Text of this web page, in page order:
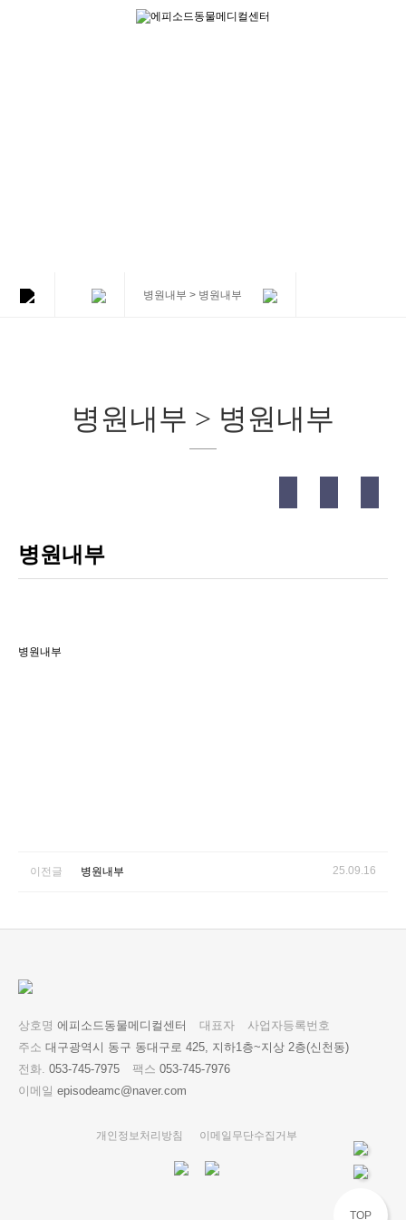
병원내부 > 병원내부
병원내부 > 병원내부
병원내부
병원내부
이전글 병원내부 25.09.16
상호명 에피소드동물메디컬센터 대표자
사업자등록번호
주소 대구광역시 동구 동대구로 425, 지하1층~지상 2층(신천동)
전화. 053-745-7975 팩스 053-745-7976
이메일 episodeamc@naver.com
개인정보처리방침 이메일무단수집거부
TOP